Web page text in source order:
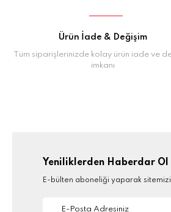
Ürün İade & Değişim
Tüm siparişlerinizde kolay ürün iade ve
imkanı
Yeniliklerden Haberdar Ol
E-bülten aboneliği yaparak